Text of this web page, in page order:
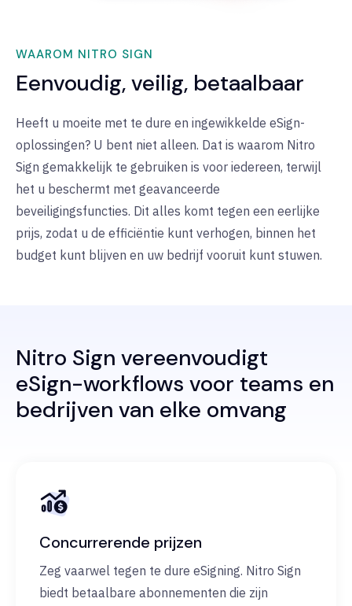
WAAROM NITRO SIGN
Eenvoudig, veilig, betaalbaar
Heeft u moeite met te dure en ingewikkelde eSign-
oplossingen? U bent niet alleen. Dat is waarom Nitro
Sign gemakkelijk te gebruiken is voor iedereen, terwijl
het u beschermt met geavanceerde
beveiligingsfuncties. Dit alles komt tegen een eerlijke
prijs, zodat u de efficiëntie kunt verhogen, binnen het
budget kunt blijven en uw bedrijf vooruit kunt stuwen.
Nitro Sign vereenvoudigt
eSign-workflows voor teams en
bedrijven van elke omvang
Concurrerende prijzen
Zeg vaarwel tegen te dure eSigning. Nitro Sign
biedt betaalbare abonnementen die zijn